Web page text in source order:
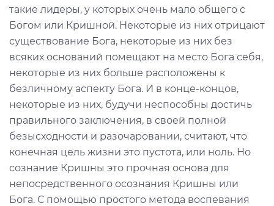
такие лидеры, у которых очень мало общего с
Богом или Кришной. Некоторые из них отрицают
существование Бога, некоторые из них без
всяких оснований помещают на место Бога себя,
некоторые из них больше расположены к
безличному аспекту Бога. И в конце-концов,
некоторые из них, будучи неспособны достичь
правильного заключения, в своей полной
безысходности и разочаровании, считают, что
конечная цель жизни это пустота, или ноль. Но
сознание Кришны это прочная основа для
непосредственного осознания Кришны или
Бога. С помощью простого метода воспевания